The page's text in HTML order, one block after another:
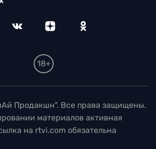
18+
Продакшн". Все права защищены.
материалов активная
на rtvi.com обязательна